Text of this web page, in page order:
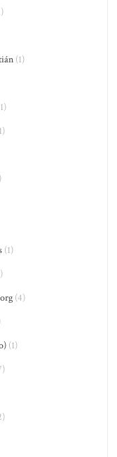
(1)
(1)
(4)
(1)